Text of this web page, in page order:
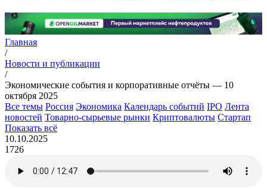
Главная
/
Новости и публикации
/
Экономические события и корпоративные отчёты — 10
октября 2025
Все темы Россия Экономика Календарь событий IPO Лента
новостей Товарно-сырьевые рынки Криптовалюты Стартап
Показать всё
10.10.2025
1726